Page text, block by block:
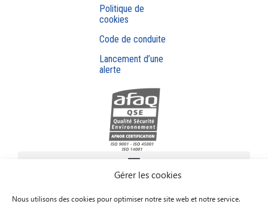
Gérer les cookies
Nous utilisons des cookies pour optimiser notre site web et notre service.
Politique de
cookies
Code de conduite
Lancement d’une
alerte